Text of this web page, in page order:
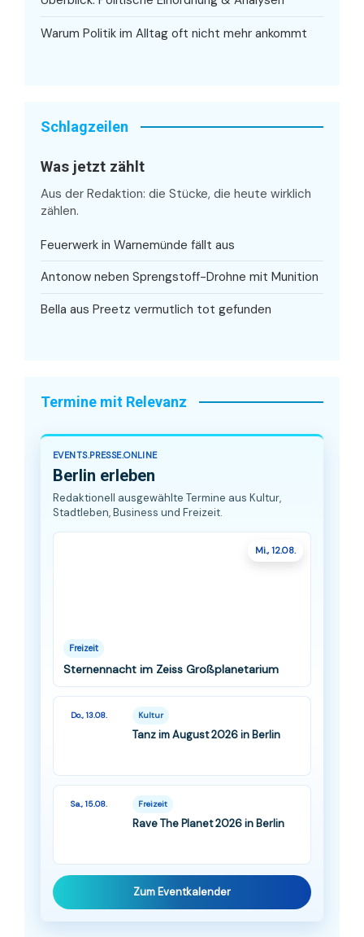
Warum Politik im Alltag oft nicht mehr ankommt
Schlagzeilen
Was jetzt zählt
Aus der Redaktion: die Stücke, die heute wirklich
zählen.
Feuerwerk in Warnemünde fällt aus
Antonow neben Sprengstoff-Drohne mit Munition
Bella aus Preetz vermutlich tot gefunden
Termine mit Relevanz
EVENTS.PRESSE.ONLINE
Berlin erleben
Redaktionell ausgewählte Termine aus Kultur,
Stadtleben, Business und Freizeit.
Mi., 12.08.
Freizeit
Sternennacht im Zeiss Großplanetarium
Do., 13.08. Kultur
Tanz im August 2026 in Berlin
Sa., 15.08. Freizeit
Rave The Planet 2026 in Berlin
Zum Eventkalender